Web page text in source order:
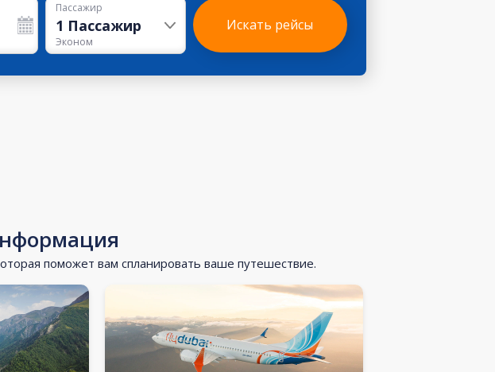
Пассажир
1 Пассажир
Эконом
Искать рейсы
поможет вам спланировать ваше путешествие.